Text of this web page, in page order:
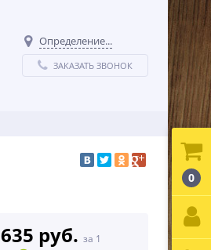
Определение...
ЗАКАЗАТЬ ЗВОНОК
635 руб. за 1
0